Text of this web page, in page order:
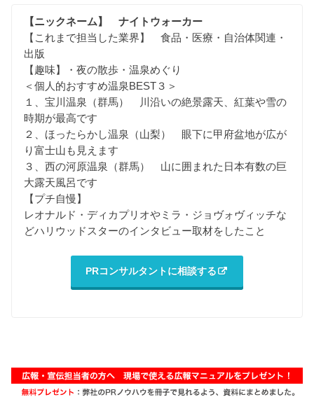
【ニックネーム】 ナイトウォーカー
【これまで担当した業界】 食品・医療・自治体関連・
出版
【趣味】・夜の散歩・温泉めぐり
＜個人的おすすめ温泉BEST３＞
１、宝川温泉（群馬） 川沿いの絶景露天、紅葉や雪の
時期が最高です
２、ほったらかし温泉（山梨） 眼下に甲府盆地が広が
り富士山も見えます
３、西の河原温泉（群馬） 山に囲まれた日本有数の巨
大露天風呂です
【プチ自慢】
レオナルド・ディカプリオやミラ・ジョヴォヴィッチな
どハリウッドスターのインタビュー取材をしたこと
PRコンサルタントに相談する